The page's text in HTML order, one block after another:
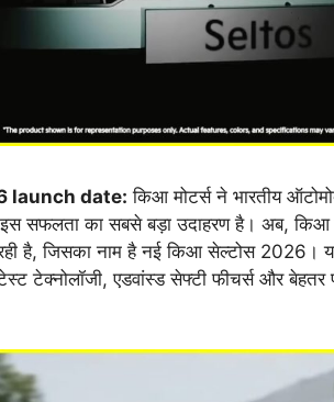
launch date: किआ मोटर्स ने भारतीय
सफलता का सबसे बड़ा उदाहरण है। अब, किआ
है, जिसका नाम है नई किआ सेल्टोस 2026।
टेक्नोलॉजी, एडवांस्ड सेफ्टी फीचर्स और